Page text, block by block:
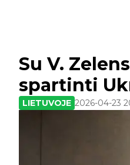
Su V.
spartinti
LIETUVOJE 2026-04-23